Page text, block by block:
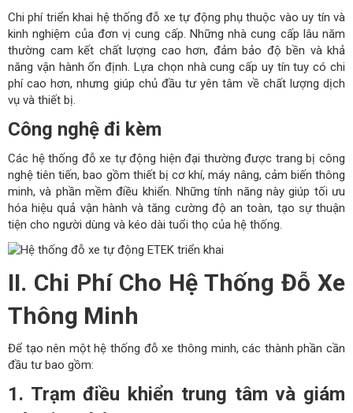
Chi phí triển khai hệ thống đỗ xe tự động phụ thuộc vào uy tín và
kinh nghiệm của đơn vị cung cấp. Những nhà cung cấp lâu năm
thường cam kết chất lượng cao hơn, đảm bảo độ bền và khả
năng vận hành ổn định. Lựa chọn nhà cung cấp uy tín tuy có chi
phí cao hơn, nhưng giúp chủ đầu tư yên tâm về chất lượng dịch
vụ và thiết bị.
Công nghệ đi kèm
Các hệ thống đỗ xe tự động hiện đại thường được trang bị công
nghệ tiên tiến, bao gồm thiết bị cơ khí, máy nâng, cảm biến thông
minh, và phần mềm điều khiển. Những tính năng này giúp tối ưu
hóa hiệu quả vận hành và tăng cường độ an toàn, tạo sự thuận
tiện cho người dùng và kéo dài tuổi thọ của hệ thống.
II. Chi Phí Cho Hệ Thống Đỗ Xe
Thông Minh
Để tạo nên một hệ thống đỗ xe thông minh, các thành phần cần
đầu tư bao gồm:
1. Trạm điều khiển trung tâm và giám